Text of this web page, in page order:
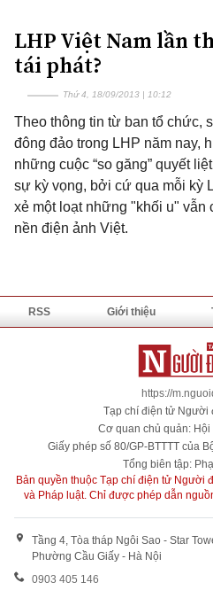
LHP Việt Nam lần
tái phát?
Thứ 4, 18/09/2013 | 10:12
Theo thông tin từ ban tổ chức,
đông đảo trong LHP năm nay,
những cuộc “so găng” quyết
sự kỳ vọng, bởi cứ qua mỗi kỳ
xẻ một loạt những "khối u" vẫn
nền điện ảnh Việt.
RSS Giới thiệu
https://
Tạp chí điện tử Người
Cơ quan chủ quản: Hội
Giấy phép số 80/GP-BTTTT của
Tổng biên tập:
Bản quyền thuộc Tạp chí điện tử Người
và Pháp luật. Chỉ được phép dẫn
Tầng 4, Tòa tháp Ngôi Sao - Star
Phường Cầu Giấy - Hà Nội
0903 405 146